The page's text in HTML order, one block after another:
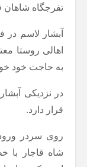
تفرجگاه شاهان
آبشار لاسم در
اهالی روستا
به حاجت خود
در نزدیکی
قرار دارد.
روی سردر
شاه قاجار با